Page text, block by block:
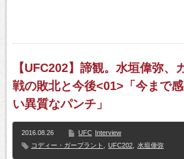
【UFC202】諦観。水垣偉弥、
戦の敗北と今後<01>「今まで
い異質なパンチ」
2016.08.26 UFC Interview
コディー・ガーブラント
UFC202 水垣偉弥